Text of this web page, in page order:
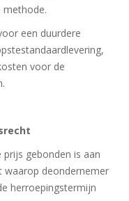
methode.
een duurdere
voor de
gebonden is aan
waarop deondernemer
herroepingstermijn